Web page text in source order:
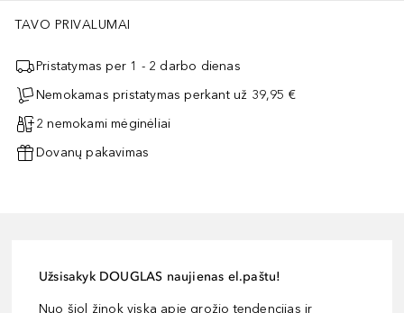
TAVO PRIVALUMAI
Pristatymas per 1 - 2 darbo dienas
Nemokamas pristatymas perkant už 39,95 €
2 nemokami mėginėliai
Dovanų pakavimas
Užsisakyk DOUGLAS naujienas el.paštu!
Nuo šiol žinok viską apie grožio tendencijas ir